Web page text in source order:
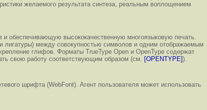
желаемого результата синтеза, реальным воплощением
высококачественную многоязыковую печать.
лигатуры) между совокупностью символов и одним отображаемым
глифов. Форматы TrueType Open и OpenType содержат
свою работу соответствующим образом (см. [OPENTYPE]).
шрифта (WebFont). Агент пользователя может использовать